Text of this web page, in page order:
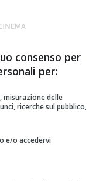
manca una
d’allarme dal
su opere prime
4 Agosto 2026
strutturale:
scarso
L'analisi dal
consenso per
per:
misurazione delle
ricerche sul pubblico,
e/o accedervi